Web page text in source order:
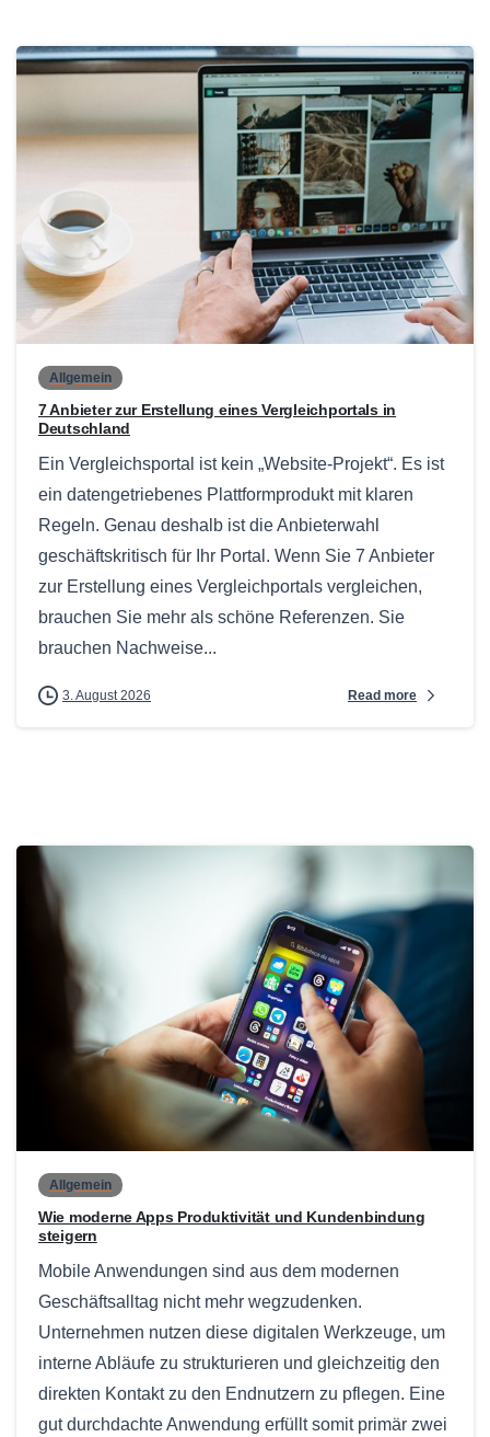
0
Allgemein
7 Anbieter zur Erstellung eines Vergleichportals in
Deutschland
Ein Vergleichsportal ist kein „Website-Projekt“. Es ist
ein datengetriebenes Plattformprodukt mit klaren
Regeln. Genau deshalb ist die Anbieterwahl
geschäftskritisch für Ihr Portal. Wenn Sie 7 Anbieter
zur Erstellung eines Vergleichportals vergleichen,
brauchen Sie mehr als schöne Referenzen. Sie
brauchen Nachweise...
3. August 2026 Read more
Allgemein
Wie moderne Apps Produktivität und Kundenbindung
steigern
Mobile Anwendungen sind aus dem modernen
Geschäftsalltag nicht mehr wegzudenken.
Unternehmen nutzen diese digitalen Werkzeuge, um
interne Abläufe zu strukturieren und gleichzeitig den
direkten Kontakt zu den Endnutzern zu pflegen. Eine
gut durchdachte Anwendung erfüllt somit primär zwei